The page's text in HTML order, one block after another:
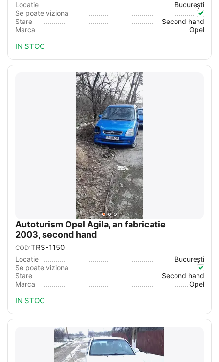
Locatie
București
Se poate viziona
Stare
Second hand
Marca
Opel
IN STOC
Autoturism Opel Agila, an fabricatie
2003, second hand
COD:TRS-1150
Locatie
București
Se poate viziona
Stare
Second hand
Marca
Opel
IN STOC